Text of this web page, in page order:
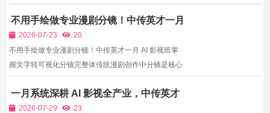
不用手绘做专业漫剧分镜！中传英才一月
AI 影视班掌握文字转可视化分镜完整体
2026-07-23
20
不用手绘做专业漫剧分镜！中传英才一月 AI 影视班掌
握文字转可视化分镜完整体传统漫剧创作中分镜是核心
绘制耗时数天，个人创作者难以承担高昂时间成本。AI
分镜工具可以直接将文字脚本转化可视化画面，但自学
一月系统深耕 AI 影视全产业，中传英才
AI 影视制作班打造行业复合型创作人才
2026-07-29
23